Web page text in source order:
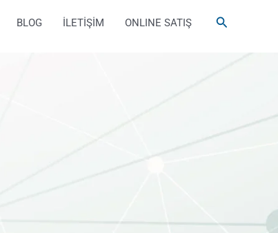
BLOG İLETİŞİM ONLINE SATIŞ Arama